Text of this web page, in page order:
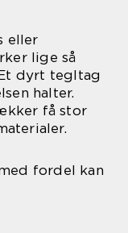
eller
lige så
dyrt tegltag
halter.
få stor
fordel kan